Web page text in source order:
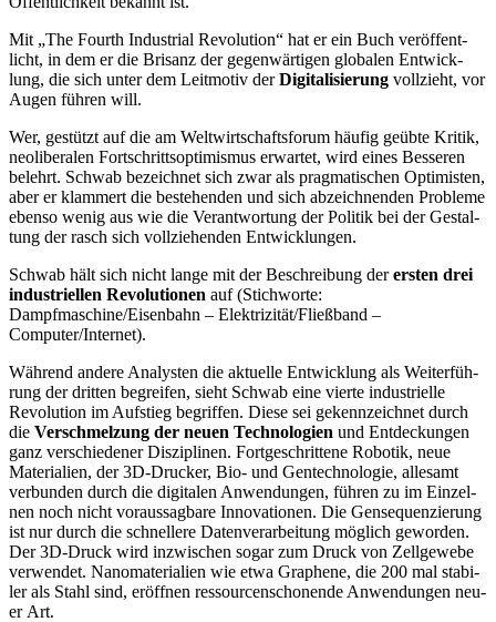
Mit „The Fourth Indus­tri­al Revo­lu­ti­on“ hat er ein Buch ver­öf­fent­
licht, in dem er die Bri­sanz der gegen­wär­ti­gen glo­ba­len Ent­wick­
lung, die sich unter dem Leit­mo­tiv derDigi­ta­li­sie­rung voll­zieht, vor
Augen füh­ren will.
Wer, gestützt auf die am Welt­wirt­schafts­fo­rum häu­fig geüb­te Kri­tik,
neo­li­be­ra­len Fort­schritts­op­ti­mis­mus erwar­tet, wird eines Bes­se­ren
belehrt. Schwab bezeich­net sich zwar als prag­ma­ti­schen Opti­mis­ten,
aber er klam­mert die bestehen­den und sich abzeich­nen­den Pro­ble­me
eben­so wenig aus wie die Ver­ant­wor­tung der Poli­tik bei der Gestal­
tung der rasch sich voll­zie­hen­den Entwicklungen.
Schwab hält sich nicht lan­ge mit der Beschrei­bung derers­ten drei
indus­tri­el­len Revo­lu­tio­nen auf (Stich­wor­te:
Dampfmaschine/Eisenbahn – Elektrizität/Fließband –
Computer/Internet).
Wäh­rend ande­re Ana­lys­ten die aktu­el­le Ent­wick­lung als Wei­ter­füh­
rung der drit­ten begrei­fen, sieht Schwab eine vier­te indus­tri­el­le
Revo­lu­ti­on im Auf­stieg begrif­fen. Die­se sei gekenn­zeich­net durch
die Ver­schmel­zung der neu­en Tech­no­lo­gien und Ent­de­ckun­gen
ganz ver­schie­de­ner Dis­zi­pli­nen. Fort­ge­schrit­te­ne Robo­tik, neue
Mate­ria­li­en, der 3D-Dru­cker, Bio- und Gen­tech­no­lo­gie, alle­samt
ver­bun­den durch die digi­ta­len Anwen­dun­gen, füh­ren zu im Ein­zel­
nen noch nicht vor­aus­sag­ba­re Inno­va­tio­nen. Die Gen­se­quen­zie­rung
ist nur durch die schnel­le­re Daten­ver­ar­bei­tung mög­lich gewor­den.
Der 3D-Druck wird inzwi­schen sogar zum Druck von Zell­ge­we­be
ver­wen­det. Nano­ma­te­ria­li­en wie etwa Gra­phene, die 200 mal sta­bi­
ler als Stahl sind, eröff­nen res­sour­cen­scho­nen­de Anwen­dun­gen neu­
er Art.